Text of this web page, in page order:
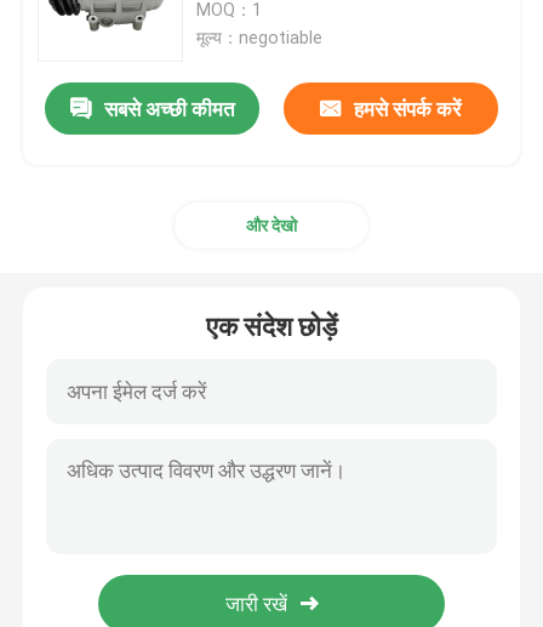
होम
MOQ：1
मूल्य：negotiable
सबसे अच्छी कीमत हमसे संपर्क करें
और देखो
एक संदेश छोड़ें